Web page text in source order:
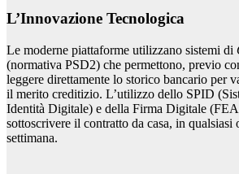
L’Innovazione Tecnologica
Le moderne piattaforme utilizzano sistemi di
(normativa PSD2) che permettono, previo
leggere direttamente lo storico bancario per
il merito creditizio. L’utilizzo dello SPID
Identità Digitale) e della Firma Digitale
sottoscrivere il contratto da casa, in qualsiasi
settimana.